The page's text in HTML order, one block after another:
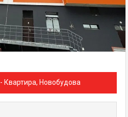
- Квартира, Новобудова